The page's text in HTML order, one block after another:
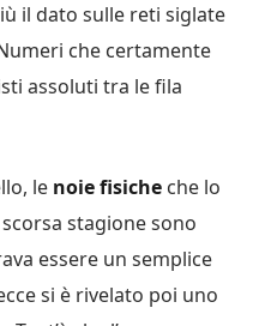
il dato sulle reti siglate
che certamente
assoluti tra le fila
le noie fisiche che lo
stagione sono
essere un semplice
si è rivelato poi uno